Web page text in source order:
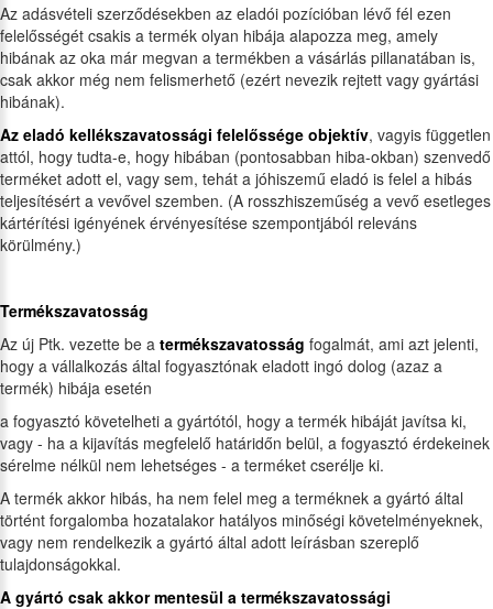
Az adásvételi szerződésekben az eladói pozícióban lévő fél ezen
felelősségét csakis a termék olyan hibája alapozza meg, amely
hibának az oka már megvan a termékben a vásárlás pillanatában is,
csak akkor még nem felismerhető (ezért nevezik rejtett vagy gyártási
hibának).
Az eladó kellékszavatossági felelőssége objektív, vagyis független
attól, hogy tudta-e, hogy hibában (pontosabban hiba-okban) szenvedő
terméket adott el, vagy sem, tehát a jóhiszemű eladó is felel a hibás
teljesítésért a vevővel szemben. (A rosszhiszeműség a vevő esetleges
kártérítési igényének érvényesítése szempontjából releváns
körülmény.)
Termékszavatosság
Az új Ptk. vezette be a termékszavatosság fogalmát, ami azt jelenti,
hogy a vállalkozás által fogyasztónak eladott ingó dolog (azaz a
termék) hibája esetén
a fogyasztó követelheti a gyártótól, hogy a termék hibáját javítsa ki,
vagy - ha a kijavítás megfelelő határidőn belül, a fogyasztó érdekeinek
sérelme nélkül nem lehetséges - a terméket cserélje ki.
A termék akkor hibás, ha nem felel meg a terméknek a gyártó által
történt forgalomba hozatalakor hatályos minőségi követelményeknek,
vagy nem rendelkezik a gyártó által adott leírásban szereplő
tulajdonságokkal.
A gyártó csak akkor mentesül a termékszavatossági